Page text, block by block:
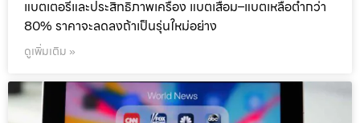
แบตเตอรี่และประสิทธิภาพเครื่อง แบตเสื่อม–แบตเหลือต่ำกว่า
80% ราคาจะลดลงถ้าเป็นรุ่นใหม่อย่าง
ดูเพิ่มเติม »